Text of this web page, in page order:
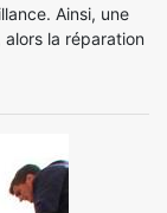
Ainsi, une
la réparation